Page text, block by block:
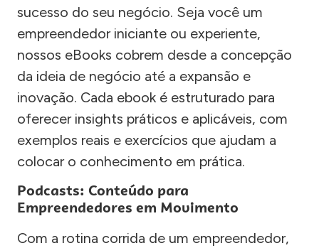
sucesso do seu negócio. Seja você um
empreendedor iniciante ou experiente,
nossos eBooks cobrem desde a concepção
da ideia de negócio até a expansão e
inovação. Cada ebook é estruturado para
oferecer insights práticos e aplicáveis, com
exemplos reais e exercícios que ajudam a
colocar o conhecimento em prática.
Podcasts: Conteúdo para
Empreendedores em Movimento
Com a rotina corrida de um empreendedor,